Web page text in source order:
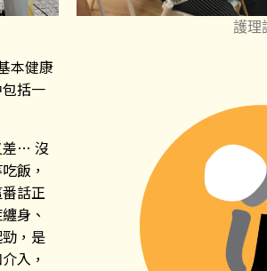
護理
本健康
括一
差… 沒
飯，
話正
身、
，是
入，